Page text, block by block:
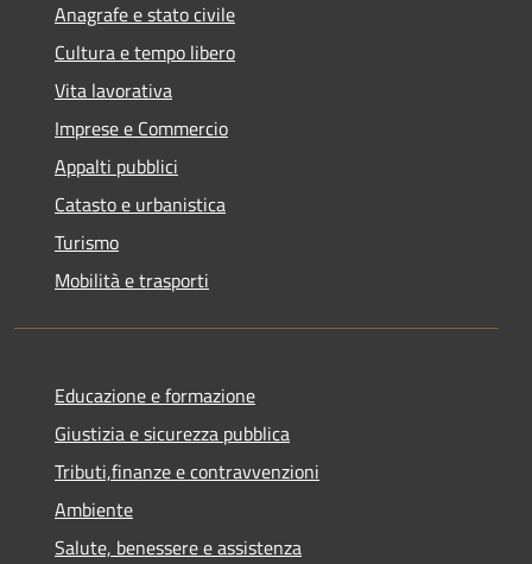
Anagrafe e stato civile
Cultura e tempo libero
Vita lavorativa
Imprese e Commercio
Appalti pubblici
Catasto e urbanistica
Turismo
Mobilità e trasporti
Educazione e formazione
Giustizia e sicurezza pubblica
Tributi,finanze e contravvenzioni
Ambiente
Salute, benessere e assistenza